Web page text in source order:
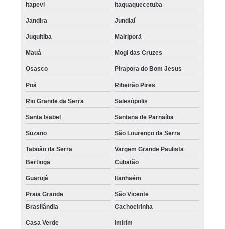
Itapevi Itaquaquecetuba
Jandira Jundiaí
Juquitiba Mairiporã
Mauá Mogi das Cruzes
Osasco Pirapora do Bom Jesus
Poá Ribeirão Pires
Rio Grande da Serra Salesópolis
Santa Isabel Santana de Parnaíba
Suzano São Lourenço da Serra
Taboão da Serra
Vargem Grande Paulista
Bertioga
Cubatão
Guarujá Itanhaém
Praia Grande
São Vicente
Brasilândia
Cachoeirinha
Casa Verde Imirim